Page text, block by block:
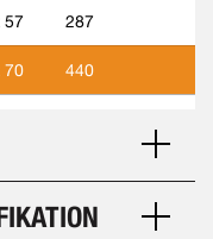
57 287
70 440